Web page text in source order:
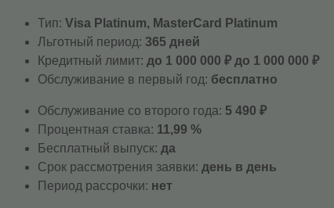
Тип: Visa Platinum, MasterСard Platinum
Льготный период: 365 дней
Кредитный лимит: до 1 000 000 ₽ до 1 000 000 ₽
Обслуживание в первый год: бесплатно
Обслуживание со второго года: 5 490 ₽
Процентная ставка: 11,99 %
Бесплатный выпуск: да
Срок рассмотрения заявки: день в день
Период рассрочки: нет